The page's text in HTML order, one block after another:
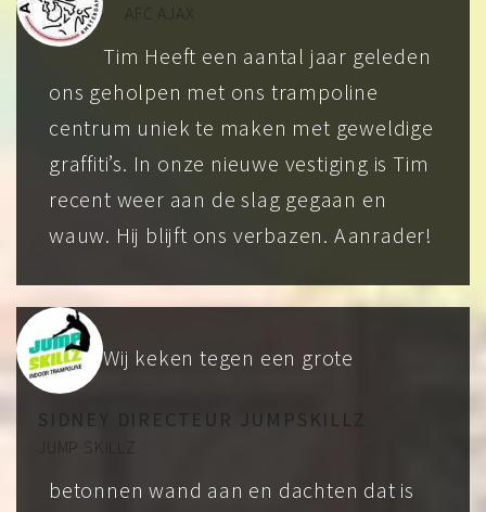
AFC AJAX
Tim Heeft een aantal jaar geleden
ons geholpen met ons trampoline
centrum uniek te maken met geweldige
graffiti’s. In onze nieuwe vestiging is Tim
recent weer aan de slag gegaan en
wauw. Hij blijft ons verbazen. Aanrader!
SIDNEY DIRECTEUR JUMPSKILLZ
JUMP SKILLZ
Wij keken tegen een grote
betonnen wand aan en dachten dat is